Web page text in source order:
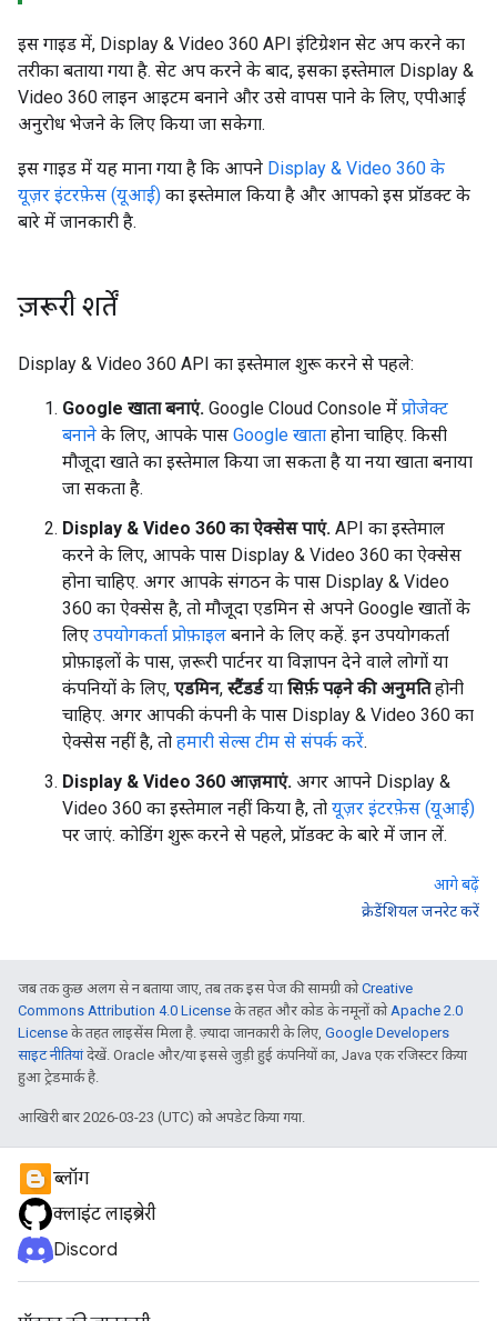
इस गाइड में, Display & Video 360 API इंटिग्रेशन सेट अप करने का
तरीका बताया गया है. सेट अप करने के बाद, इसका इस्तेमाल Display &
Video 360 लाइन आइटम बनाने और उसे वापस पाने के लिए, एपीआई
अनुरोध भेजने के लिए किया जा सकेगा.
इस गाइड में यह माना गया है कि आपने Display & Video 360 के
यूज़र इंटरफ़ेस (यूआई) का इस्तेमाल किया है और आपको इस प्रॉडक्ट के
बारे में जानकारी है.
ज़रूरी शर्तें
Display & Video 360 API का इस्तेमाल शुरू करने से पहले:
Google खाता बनाएं. Google Cloud Console में प्रोजेक्ट
बनाने के लिए, आपके पास Google खाता होना चाहिए. किसी
मौजूदा खाते का इस्तेमाल किया जा सकता है या नया खाता बनाया
जा सकता है.
Display & Video 360 का ऐक्सेस पाएं. API का इस्तेमाल
करने के लिए, आपके पास Display & Video 360 का ऐक्सेस
होना चाहिए. अगर आपके संगठन के पास Display & Video
360 का ऐक्सेस है, तो मौजूदा एडमिन से अपने Google खातों के
लिए उपयोगकर्ता प्रोफ़ाइल बनाने के लिए कहें. इन उपयोगकर्ता
प्रोफ़ाइलों के पास, ज़रूरी पार्टनर या विज्ञापन देने वाले लोगों या
कंपनियों के लिए, एडमिन, स्टैंडर्डया सिर्फ़ पढ़ने की अनुमतिहोनी
चाहिए. अगर आपकी कंपनी के पास Display & Video 360 का
ऐक्सेस नहीं है, तो हमारी सेल्स टीम से संपर्क करें.
Display & Video 360 आज़माएं. अगर आपने Display &
Video 360 का इस्तेमाल नहीं किया है, तो यूज़र इंटरफ़ेस (यूआई)
पर जाएं. कोडिंग शुरू करने से पहले, प्रॉडक्ट के बारे में जान लें.
आगे बढ़ें
क्रेडेंशियल जनरेट करें
जब तक कुछ अलग से न बताया जाए, तब तक इस पेज की सामग्री कोCreative
Commons Attribution 4.0 License के तहत और कोड के नमूनों कोApache 2.0
License के तहत लाइसेंस मिला है. ज़्यादा जानकारी के लिए, Google Developers
साइट नीतियांदेखें. Oracle और/या इससे जुड़ी हुई कंपनियों का, Java एक रजिस्टर किया
हुआ ट्रेडमार्क है.
आखिरी बार 2026-03-23 (UTC) को अपडेट किया गया.
ब्लॉग
क्लाइंट लाइब्रेरी
Discord